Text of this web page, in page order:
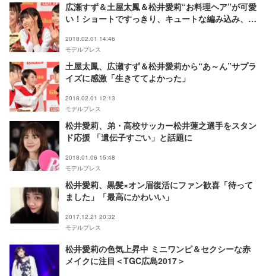
広瀬すず＆土屋太鳳＆松井愛莉“お料理ヘア”が可愛
い！ショートですっきり、キュートな編み込み、オ
2018.02.01 14:46
モデルプレス
土屋太鳳、広瀬すず＆松井愛莉から“あ～ん”サプラ
イズに感激「生きててよかった」
2018.02.01 12:13
モデルプレス
松井愛莉、弟・高校サッカー松井蓮之選手をスタン
ド応援 「遺伝子すごい」と話題に
2018.01.06 15:48
モデルプレス
松井愛莉、黒髪×オン眉復活にファン歓喜「待って
ました」「最高にかわいい」
2017.12.21 20:32
モデルプレス
松井愛莉の色気上昇中 ミニワンピ＆セクシーな赤
メイクに注目＜TGC広島2017＞